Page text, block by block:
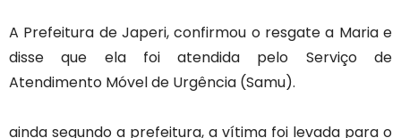
A Prefeitura de Japeri, confirmou o resgate a Maria e
disse que ela foi atendida pelo Serviço de
Atendimento Móvel de Urgência (Samu).
ainda segundo a prefeitura, a vítima foi levada para o